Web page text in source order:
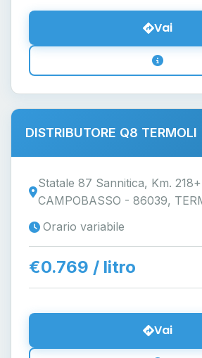
Vai
DISTRIBUTORE Q8 TERMOLI
Statale 87 Sannitica, Km.
CAMPOBASSO - 86039,
Orario variabile
€0.769 / litro
Vai